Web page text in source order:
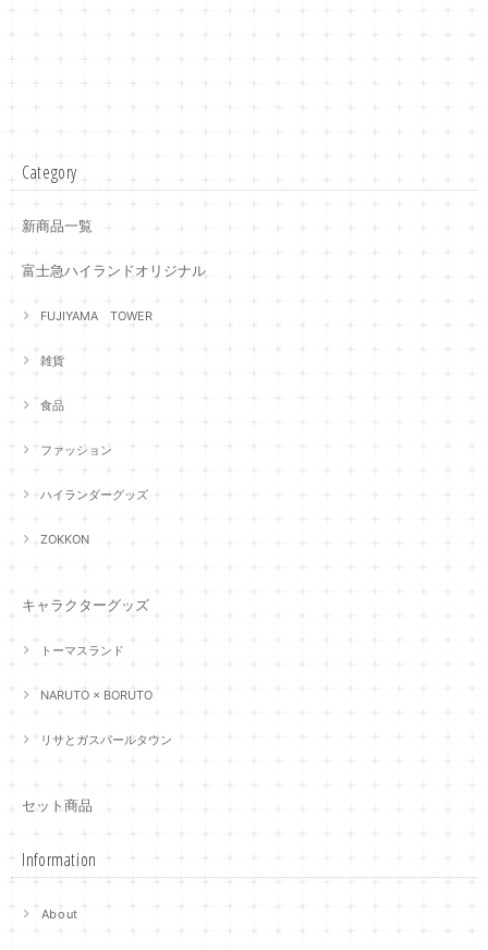
Category
新商品一覧
富士急ハイランドオリジナル
FUJIYAMA TOWER
雑貨
食品
ファッション
ハイランダーグッズ
ZOKKON
キャラクターグッズ
トーマスランド
NARUTO × BORUTO
リサとガスパールタウン
セット商品
Information
About